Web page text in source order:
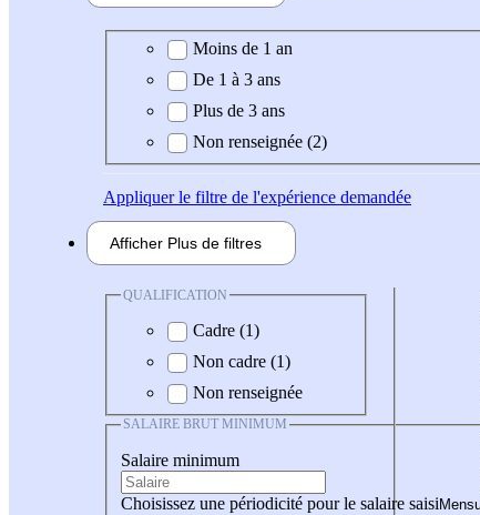
Expérience demandée
Moins de 1 an
De 1 à 3 ans
Plus de 3 ans
Non renseignée (2)
Appliquerle filtre de l'expérience demandée
Afficher Plus de filtres
QUALIFICATION
Cadre (1)
Non cadre (1)
Non renseignée
SALAIRE BRUT MINIMUM
Salaire minimum
Choisissez une périodicité pour le salaire saisi